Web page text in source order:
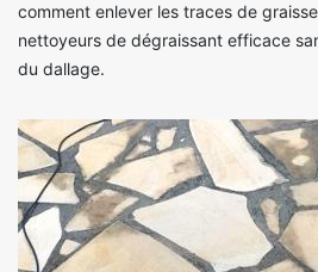
comment enlever les traces de
nettoyeurs de dégraissant efficace
du dallage.